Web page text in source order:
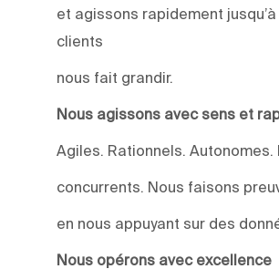
et agissons rapidement
clients
nous fait grandir.
Nous agissons avec sens et
Agiles. Rationnels.
concurrents. Nous faisons
en nous appuyant sur des
Nous opérons avec excellence